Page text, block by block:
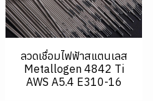
ลวดเชื่อมไฟฟ้าสแตนเลส
Metallogen 4842 Ti
AWS A5.4 E310-16